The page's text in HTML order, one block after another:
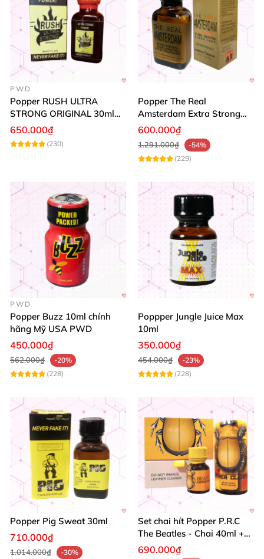
PWD
Popper RUSH ULTRA
STRONG ORIGINAL 30ml
Chính Hãng Mỹ PWD
650.000₫
(230)
Popper The Real
Amsterdam Extra Strong
30ml
600.000₫
1.291.000₫
-54%
(229)
PWD
Popper Buzz 10ml chính
hãng Mỹ USA PWD
450.000₫
562.000₫
-20%
(228)
Poppper Jungle Juice Max
10ml
350.000₫
454.000₫
-23%
(228)
Popper Pig Sweat 30ml
710.000₫
1.014.000₫
-30%
Set chai hít Popper P.R.C
The Beatles - Chai 40ml +
10ml dành cho Top Bot
690.000₫